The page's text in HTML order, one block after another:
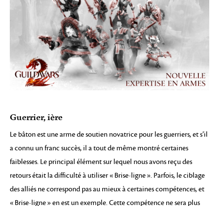
Guerrier, ière
Le bâton est une arme de soutien novatrice pour les guerriers, et s’il
a connu un franc succès, il a tout de même montré certaines
faiblesses. Le principal élément sur lequel nous avons reçu des
retours était la difficulté à utiliser « Brise-ligne ». Parfois, le ciblage
des alliés ne correspond pas au mieux à certaines compétences, et
« Brise-ligne » en est un exemple. Cette compétence ne sera plus